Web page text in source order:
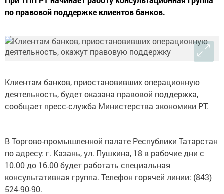
по правовой поддержке клиентов банков.
Клиентам банков, приостановивших операционную
деятельность, будет оказана правовой поддержка,
сообщает пресс-служба Министерства экономики РТ.
В Торгово-промышленной палате Республики Татарстан
по адресу: г. Казань, ул. Пушкина, 18 в рабочие дни с
10.00 до 16.00 будет работать специальная
консультативная группа. Телефон горячей линии: (843)
524-90-90.